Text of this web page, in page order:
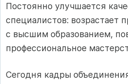
Постоянно улучшается
специалистов: возрастает
с высшим образованием,
профессиональное
Сегодня кадры